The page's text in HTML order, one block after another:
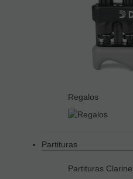
Regalos
Partituras
Partituras